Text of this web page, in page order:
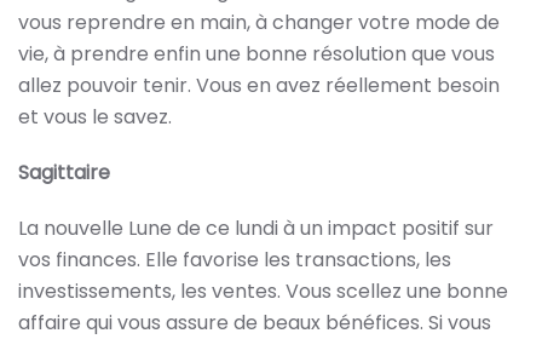
vous reprendre en main, à changer votre mode de
vie, à prendre enfin une bonne résolution que vous
allez pouvoir tenir. Vous en avez réellement besoin
et vous le savez.
Sagittaire
La nouvelle Lune de ce lundi à un impact positif sur
vos finances. Elle favorise les transactions, les
investissements, les ventes. Vous scellez une bonne
affaire qui vous assure de beaux bénéfices. Si vous